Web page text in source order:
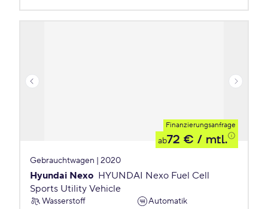
Finanzierungsanfrage
ab72 € / mtl.
Gebrauchtwagen | 2020
Hyundai Nexo HYUNDAI Nexo Fuel Cell
Sports Utility Vehicle
Wasserstoff
Automatik